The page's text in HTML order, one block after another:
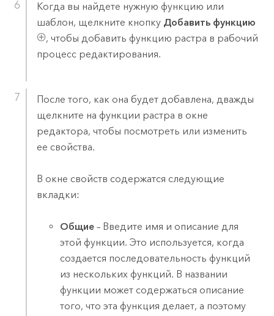
Когда вы найдете нужную функцию или
шаблон, щелкните кнопку Добавить функцию
, чтобы добавить функцию растра в рабочий
процесс редактирования.
После того, как она будет добавлена, дважды
щелкните на функции растра в окне
редактора, чтобы посмотреть или изменить
ее свойства.
В окне свойств содержатся следующие
вкладки:
Общие – Введите имя и описание для
этой функции. Это используется, когда
создается последовательность функций
из нескольких функций. В названии
функции может содержаться описание
того, что эта функция делает, а поэтому